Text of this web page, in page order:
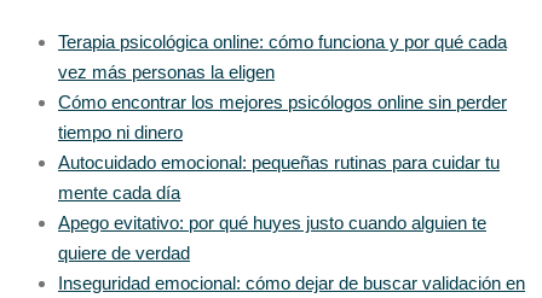
Terapia psicológica online: cómo funciona y por qué cada
vez más personas la eligen
Cómo encontrar los mejores psicólogos online sin perder
tiempo ni dinero
Autocuidado emocional: pequeñas rutinas para cuidar tu
mente cada día
Apego evitativo: por qué huyes justo cuando alguien te
quiere de verdad
Inseguridad emocional: cómo dejar de buscar validación en